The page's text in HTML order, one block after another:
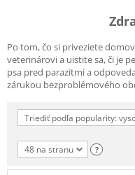
Po tom, čo si priveziete
veterinárovi a uistite sa, či je
psa pred parazitmi a
zárukou bezproblémového
Triediť podľa popularity:
48 na stranu ?